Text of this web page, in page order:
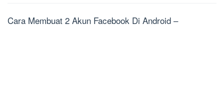
Cara Membuat 2 Akun Facebook Di Android –